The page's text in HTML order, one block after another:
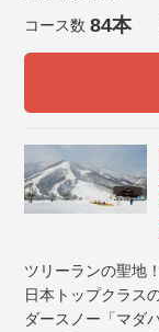
コース数 84本
ツリーランの聖地
日本トップクラス
ダースノー「マダ